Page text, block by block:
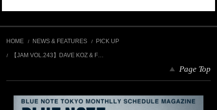
HOME NEWS & FEATURES PICK UP
【JAM VOL.243】DAVE KOZ & F…
Page Top